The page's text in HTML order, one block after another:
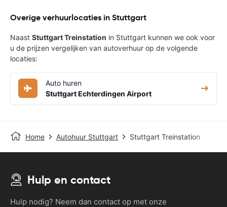
Overige verhuurlocaties in Stuttgart
Naast Stuttgart Treinstation in Stuttgart kunnen we ook voor
u de prijzen vergelijken van autoverhuur op de volgende
locaties:
Auto huren
Stuttgart Echterdingen Airport
Home Autohuur Stuttgart Stuttgart Treinstation
Hulp en contact
Hulp nodig? Neem dan contact op met onze